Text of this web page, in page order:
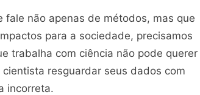
não apenas de métodos, mas que
para a sociedade, precisamos
trabalha com ciência não pode querer
resguardar seus dados com
incorreta.